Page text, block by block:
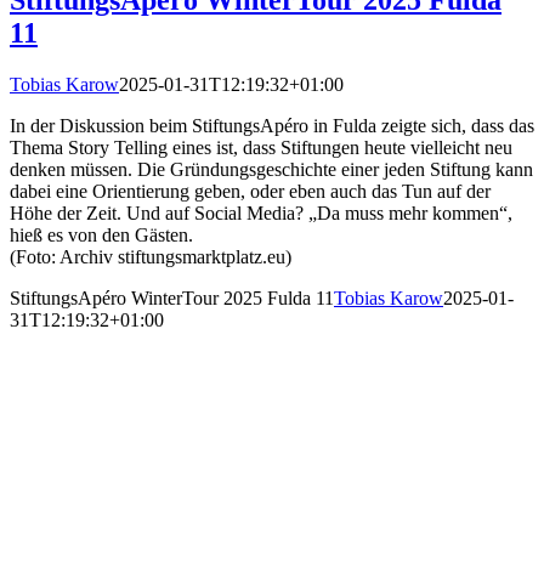
11
Tobias Karow2025-01-31T12:19:32+01:00
In der Diskussion beim StiftungsApéro in Fulda zeigte sich, dass das
Thema Story Telling eines ist, dass Stiftungen heute vielleicht neu
denken müssen. Die Gründungsgeschichte einer jeden Stiftung kann
dabei eine Orientierung geben, oder eben auch das Tun auf der
Höhe der Zeit. Und auf Social Media? „Da muss mehr kommen“,
hieß es von den Gästen.
(Foto: Archiv stiftungsmarktplatz.eu)
StiftungsApéro WinterTour 2025 Fulda 11Tobias Karow2025-01-
31T12:19:32+01:00